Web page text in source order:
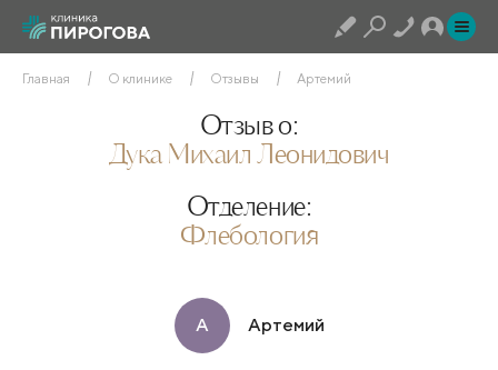
Главная О клинике Отзывы Артемий
Отзыв о:
Дука Михаил Леонидович
Отделение:
Флебология
А Артемий